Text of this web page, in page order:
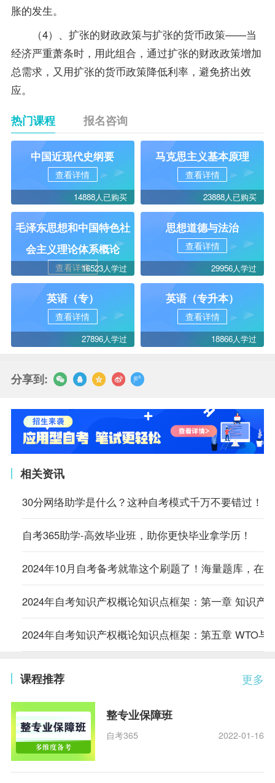
胀的发生。
（4）、扩张的财政政策与扩张的货币政策——当
经济严重萧条时，用此组合，通过扩张的财政政策增加
总需求，又用扩张的货币政策降低利率，避免挤出效
应。
热门课程 报名咨询
中国近现代史纲要
查看详情
14888人已购买
马克思主义基本原理
查看详情
23888人已购买
毛泽东思想和中国特色社
会主义理论体系概论
查看详情16523人学过
思想道德与法治
查看详情
29956人学过
英语（专）
查看详情
27896人学过
英语（专升本）
查看详情
18866人学过
分享到:
相关资讯
30分网络助学是什么？这种自考模式千万不要错过！
自考365助学-高效毕业班，助你更快毕业拿学历！
2024年10月自考备考就靠这个刷题了！海量题库，在
2024年自考知识产权概论知识点框架：第一章 知识产
2024年自考知识产权概论知识点框架：第五章 WTO与
更多
课程推荐
整专业保障班
自考365 2022-01-16